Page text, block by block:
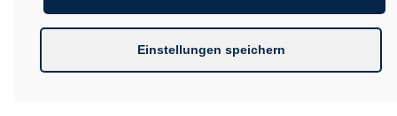
Einstellungen speichern